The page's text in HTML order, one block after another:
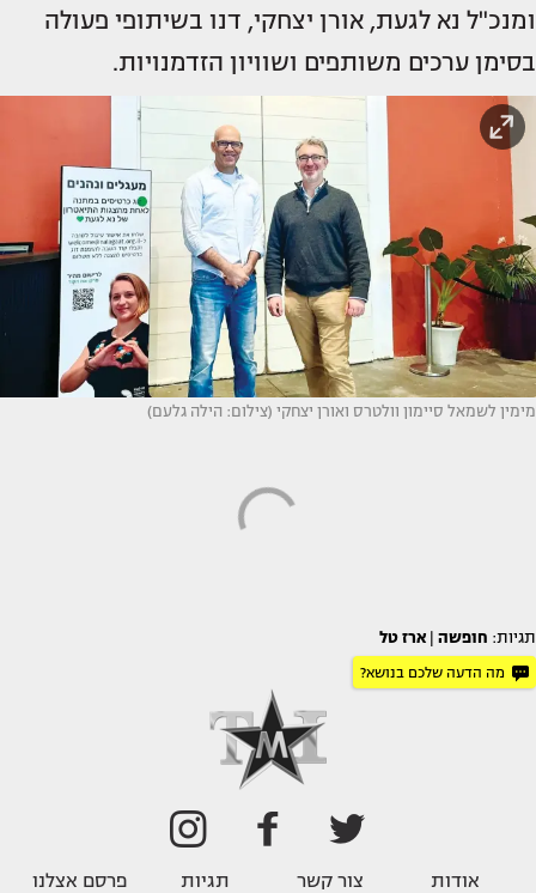
ומנכ"ל נא לגעת, אורן יצחקי, דנו בשיתופי פעולה
בסימן ערכים משותפים ושוויון הזדמנויות.
מימין לשמאל סיימון וולטרס ואורן יצחקי (צילום: הילה גלעם)
תגיות: חופשה ארז טל
מה הדעה שלכם בנושא?
אודות צור קשר תגיות פרסם אצלנו